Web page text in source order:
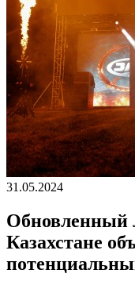
31.05.2024
Обновленный
Казахстане